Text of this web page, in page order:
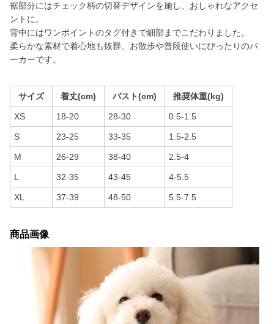
裾部分にはチェック柄の切替デザインを施し、おしゃれなアクセ
ントに。
背中にはワンポイントのタグ付きで細部までこだわりました。
柔らかな素材で着心地も抜群、お散歩や普段使いにぴったりのパ
ーカーです。
サイズ 着丈(cm) バスト(cm) 推奨体重(kg)
XS 18-20 28-30 0.5-1.5
S 23-25 33-35 1.5-2.5
M 26-29 38-40 2.5-4
L 32-35 43-45 4-5.5
XL 37-39 48-50 5.5-7.5
商品画像